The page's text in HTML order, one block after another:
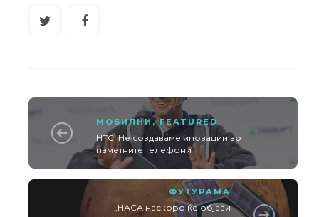
МОБИЛНИ ,FEATURED
HTC: Не создаваме иновации во
паметните телефони
ФУТУРАМА
„НАСА наскоро ќе објави